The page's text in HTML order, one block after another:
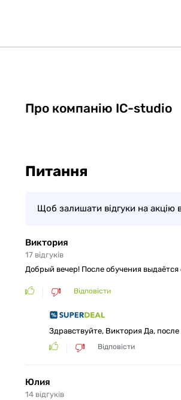
Про компанію IC-studio
Питання
Щоб залишати відгуки на акцію
Виктория
17 відгуків
Добрый вечер! После обучения
Відповісти
Здравствуйте, Виктория Да,
Відповісти
Юлия
14 відгуків